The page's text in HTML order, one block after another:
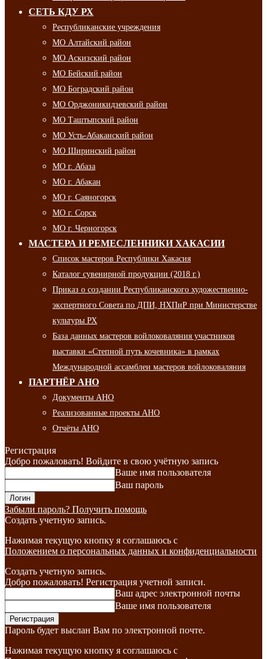
СЕТЬ КДУ РХ
Республиканские учреждения
МО Алтайский район
МО Аскизский район
МО Бейский район
МО Боградский район
МО Орджоникидзевский район
МО Таштыпский район
МО Усть-Абаканский район
МО Ширинский район
МО г. Абаза
МО г. Абакан
МО г. Саяногорск
МО г. Сорск
МО г. Черногорск
МАСТЕРА И РЕМЕСЛЕННИКИ ХАКАСИИ
Список мастеров Республики Хакасия
Каталог сувенирной продукции (2018 г.)
Приказ о создании Республиканского художественно-
экспертного Совета по ДПИ, НХПиР при Министерстве
культуры РХ
База данных мастеров войлоковаляния участников
выставки «Степной путь кочевника» в рамках
Международной ассамблеи мастеров войлоковаляния
ПАРТНЁР АНО
Документы АНО
Реализованные проекты АНО
Отчёты АНО
Регистрация
Добро пожаловать! Войдите в свою учётную запись
Ваше имя пользователя
Ваш пароль
Забыли пароль? Получить помощь
Создать учетную запись.
Нажимая текущую кнопку я соглашаюсь с
Положением о персональных данных и конфиденциальности
Создать учетную запись.
Добро пожаловать! Регистрация учетной записи.
Ваш адрес электронной почты
Ваше имя пользователя
Пароль будет выслан Вам по электронной почте.
Нажимая текущую кнопку я соглашаюсь с